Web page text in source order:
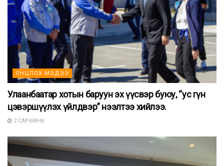
ОНЦЛОХ МЭДЭЭ
Улаанбаатар хотын баруун эх үүсвэр буюу, “ус гүн
цэвэршүүлэх үйлдвэр” нээлтээ хийлээ.
2 САР ӨМНӨ